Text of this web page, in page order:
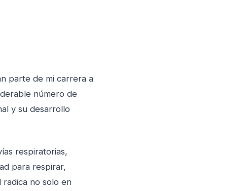
parte de mi carrera a
número de
y su desarrollo
respiratorias,
para respirar,
no solo en